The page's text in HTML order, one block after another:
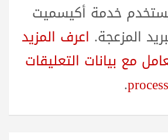
خدمة أكيسميت
المزعجة. اعرف المزيد
مع بيانات التعليقات
.